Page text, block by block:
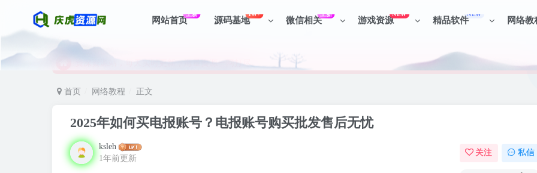
网站首页
上新
源码基地
1W+
微信相关
上新
游戏资源
NEW
精品软件
NEW
网络教
资深资源站，每天实时更新，海量资源一网打尽。
【启明网】找项目 + 低成本创业 + 减少信息差 + 见识各种项目 + 提升网创认知。
资深资源站，每天实时更新，海量资源一网打尽。
首页
网络教程 正文
2025年如何买电报账号？电报账号购买批发售后无忧
ksleh
1年前更新
关注 私信